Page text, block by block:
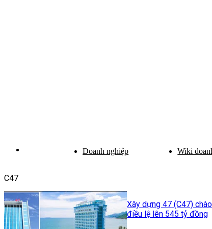
Doanh nghiệp Wiki
C47
Xây dựng 47 (C47)
điều lệ lên 545 tỷ đồng